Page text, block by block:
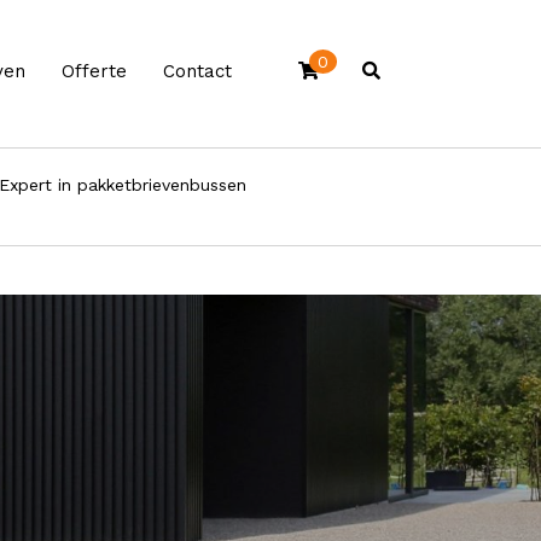
Offerte Contact 0
in pakketbrievenbussen